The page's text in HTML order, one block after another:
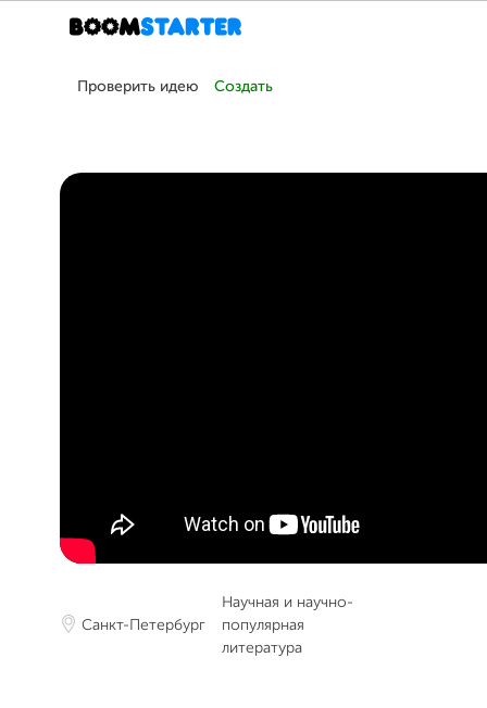
Проверить идею Создать
Санкт-Петербург
Научная и научно-
популярная
литература